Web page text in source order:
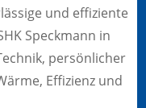
und effiziente
Speckmann in
persönlicher
Effizienz und